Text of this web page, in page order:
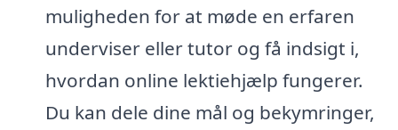
muligheden for at møde en erfaren
underviser eller tutor og få indsigt i,
hvordan online lektiehjælp fungerer.
Du kan dele dine mål og bekymringer,